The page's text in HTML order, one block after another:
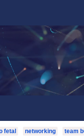
fetal networking team